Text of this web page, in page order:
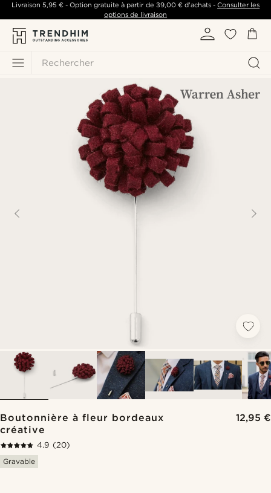
Rechercher
Livraison 5,95 €- Option gratuite à partir de 39,00 €d'achats -Consulter les
options de livraison
Boutonnière à fleur bordeaux
créative
12,95 €
4.9 (20)
Gravable